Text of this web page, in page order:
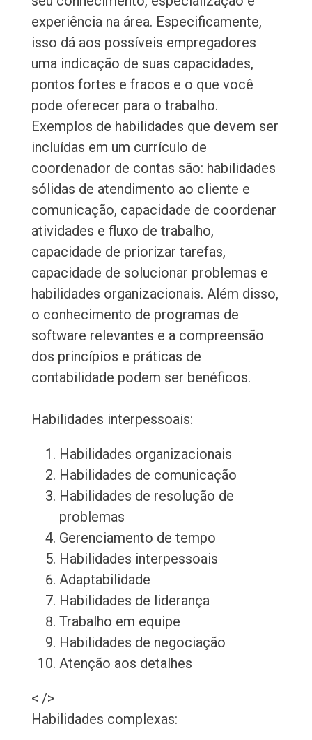
experiência na área. Especificamente,
isso dá aos possíveis empregadores
uma indicação de suas capacidades,
pontos fortes e fracos e o que você
pode oferecer para o trabalho.
Exemplos de habilidades que devem ser
incluídas em um currículo de
coordenador de contas são: habilidades
sólidas de atendimento ao cliente e
comunicação, capacidade de coordenar
atividades e fluxo de trabalho,
capacidade de priorizar tarefas,
capacidade de solucionar problemas e
habilidades organizacionais. Além disso,
o conhecimento de programas de
software relevantes e a compreensão
dos princípios e práticas de
contabilidade podem ser benéficos.
Habilidades interpessoais:
Habilidades organizacionais
Habilidades de comunicação
Habilidades de resolução de
problemas
Gerenciamento de tempo
Habilidades interpessoais
Adaptabilidade
Habilidades de liderança
Trabalho em equipe
Habilidades de negociação
Atenção aos detalhes
< />
Habilidades complexas: